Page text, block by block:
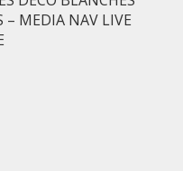
– MEDIA NAV LIVE